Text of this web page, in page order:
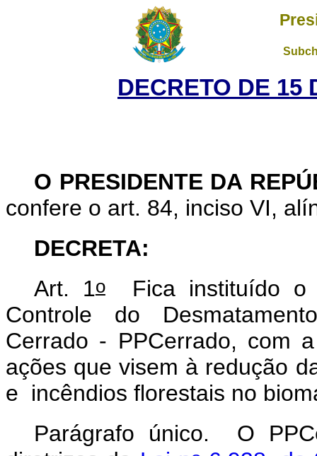
DECRETO DE 15
O PRESIDENTE DA
confere o art. 84, inciso VI,
DECRETA:
Art. 1oFica instituído o
Controle do
Cerrado - PPCerrado, com
ações que visem à redução
e incêndios florestais no
Parágrafo único. O